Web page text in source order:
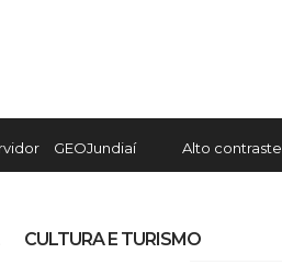
GEOJundiaí Alto contraste
CULTURA E TURISMO